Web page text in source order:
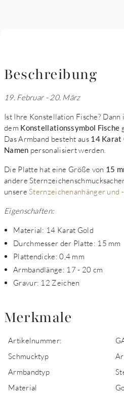
Beschreibung
19. Februar - 20. März
Ist Ihre Konstellation Fische?
dem Konstellationssymbol Fische
Das Armband besteht aus 14 Karat
Namen personalisiert werden.
Die Platte hat eine Größe von 15
andere
unsereSternzeichenanhänger und
Eigenschaften:
Material: 14 Karat Gold
Durchmesser der Platte: 15 mm
Plattendicke: 0,4 mm
Armbandlänge: 17 - 20 cm
Gravur: 12 Zeichen
Merkmale
Artikelnummer:
Schmucktyp
Armbandtyp
Material